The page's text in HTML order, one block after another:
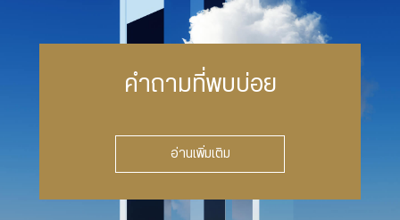
คำถามที่พบบ่อย
อ่านเพิ่มเติม